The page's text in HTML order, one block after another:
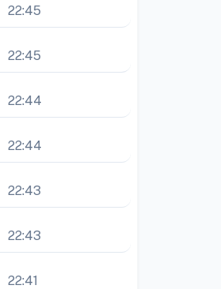
22:45
22:45
22:44
22:44
22:43
22:43
22:41